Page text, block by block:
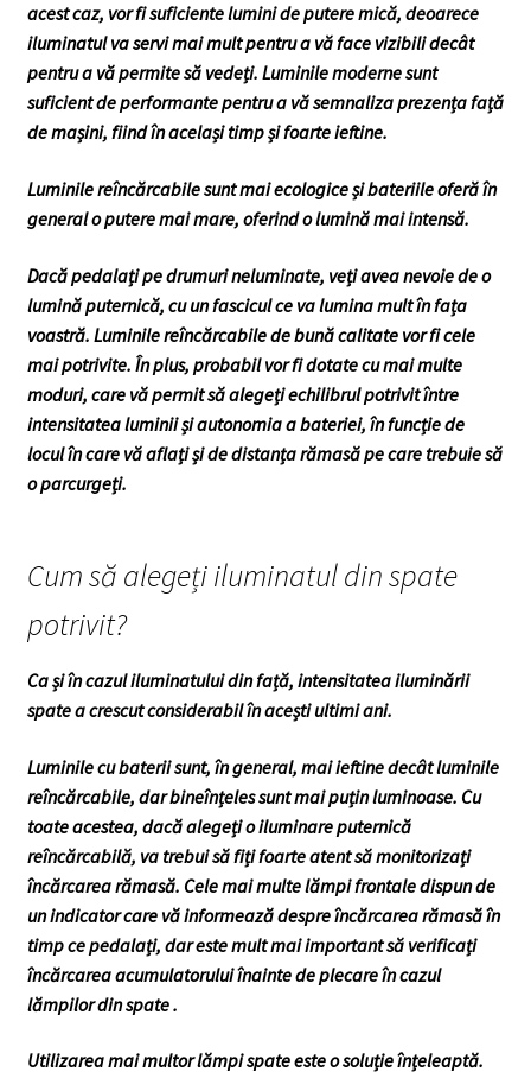
acest caz, vor fi suficiente lumini de putere mică, deoarece
iluminatul va servi mai mult pentru a vă face vizibili decât
pentru a vă permite să vedeți. Luminile moderne sunt
suficient de performante pentru a vă semnaliza prezența față
de mașini, fiind în același timp și foarte ieftine.
Luminile reîncărcabile sunt mai ecologice și bateriile oferă în
general o putere mai mare, oferind o lumină mai intensă.
Dacă pedalați pe drumuri neluminate, veți avea nevoie de o
lumină puternică, cu un fascicul ce va lumina mult în fața
voastră. Luminile reîncărcabile de bună calitate vor fi cele
mai potrivite. În plus, probabil vor fi dotate cu mai multe
moduri, care vă permit să alegeți echilibrul potrivit între
intensitatea luminii și autonomia a bateriei, în funcție de
locul în care vă aflați și de distanța rămasă pe care trebuie să
o parcurgeți.
Cum să alegeți iluminatul din spate
potrivit?
Ca și în cazul iluminatului din față, intensitatea iluminării
spate a crescut considerabil în acești ultimi ani.
Luminile cu baterii sunt, în general, mai ieftine decât luminile
reîncărcabile, dar bineînțeles sunt mai puțin luminoase. Cu
toate acestea, dacă alegeți o iluminare puternică
reîncărcabilă, va trebui să fiți foarte atent să monitorizați
încărcarea rămasă. Cele mai multe lămpi frontale dispun de
un indicator care vă informează despre încărcarea rămasă în
timp ce pedalați, dar este mult mai important să verificați
încărcarea acumulatorului înainte de plecare în cazul
lămpilor din spate .
Utilizarea mai multor lămpi spate este o soluție înțeleaptă.